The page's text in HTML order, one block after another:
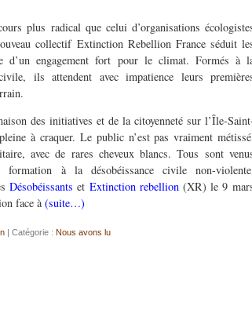
plus radical que celui d’organisations
collectif Extinction Rebellion France séduit
d’un engagement fort pour le climat. Formés à
civile, ils attendent avec impatience leurs
des initiatives et de la citoyenneté sur l’Île-
à craquer. Le public n’est pas vraiment
avec de rares cheveux blancs. Tous sont
à la désobéissance civile non-
Désobéissants et Extinction rebellion(XR) le 9
face à(suite…)
| Catégorie : Nous avons lu